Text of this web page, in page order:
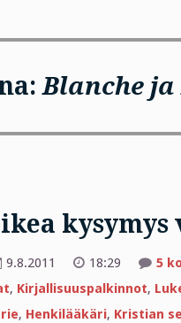
Blanche
kysymys
9.8.2011 18:29 5
, Kirjallisuuspalkinnot,
, Henkilääkäri, Kristian